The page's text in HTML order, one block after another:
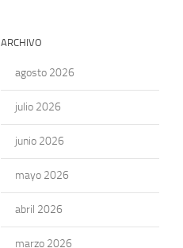
ARCHIVO
agosto 2026
julio 2026
junio 2026
mayo 2026
abril 2026
marzo 2026